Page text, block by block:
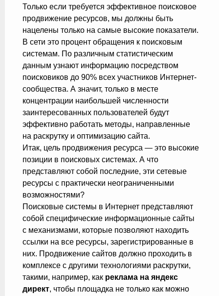
Только если требуется эффективное поисковое
продвижение ресурсов, мы должны быть
нацелены только на самые высокие показатели.
В сети это процент обращения к поисковым
системам. По различным статистическим
данным узнают информацию посредством
поисковиков до 90% всех участников Интернет-
сообщества. А значит, только в месте
концентрации наибольшей численности
заинтересованных пользователей будут
эффективно работать методы, направленные
на раскрутку и оптимизацию сайта.
Итак, цель продвижения ресурса — это высокие
позиции в поисковых системах. А что
представляют собой последние, эти сетевые
ресурсы с практически неограниченными
возможностями?
Поисковые системы в Интернет представляют
собой специфические информационные сайты
с механизмами, которые позволяют находить
ссылки на все ресурсы, зарегистрированные в
них. Продвижение сайтов должно проходить в
комплексе с другими технологиями раскрутки,
такими, например, как реклама на яндекс
директ, чтобы площадка не только как можно